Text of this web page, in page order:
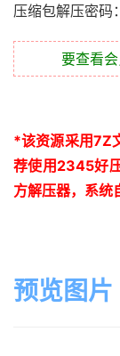
压缩包解压密
要查看
*该资源采用7Z
荐使用2345好
方解压器，系统
预览图片